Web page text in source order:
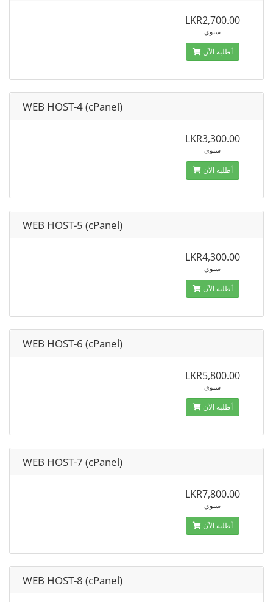
LKR2,700.00
سنوي
أطلبه الآن
WEB HOST-4 (cPanel)
LKR3,300.00
سنوي
أطلبه الآن
WEB HOST-5 (cPanel)
LKR4,300.00
سنوي
أطلبه الآن
WEB HOST-6 (cPanel)
LKR5,800.00
سنوي
أطلبه الآن
WEB HOST-7 (cPanel)
LKR7,800.00
سنوي
أطلبه الآن
WEB HOST-8 (cPanel)